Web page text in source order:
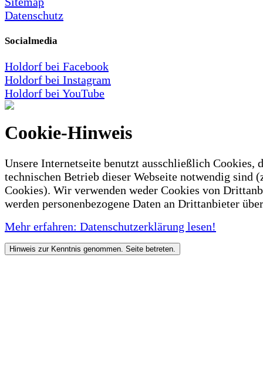
Datenschutz
Socialmedia
Holdorf bei Facebook
Holdorf bei Instagram
Holdorf bei YouTube
Cookie-Hinweis
Unsere Internetseite benutzt ausschließlich Cookies,
technischen Betrieb dieser Webseite notwendig sind
Cookies). Wir verwenden weder Cookies von
werden personenbezogene Daten an Drittanbieter
Mehr erfahren: Datenschutzerklärung lesen!
Hinweis zur Kenntnis genommen. Seite betreten.